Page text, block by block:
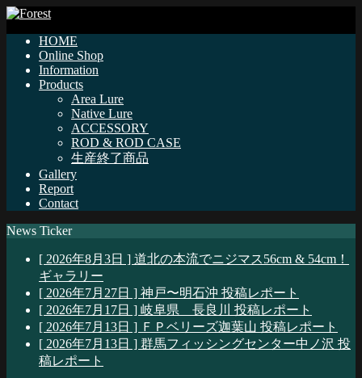
HOME
Online Shop
Information
Products
Area Lure
Native Lure
ACCESSORY
ROD & ROD CASE
生産終了商品
Gallery
Report
Contact
News Ticker
[ 2026年8月3日 ] 道北の本流でニジマス56cm & 54cm！
ギャラリー
[ 2026年7月27日 ] 神戸〜明石沖 投稿レポート
[ 2026年7月17日 ] 岐阜県 長良川 投稿レポート
[ 2026年7月13日 ] ＦＰベリーズ迦葉山 投稿レポート
[ 2026年7月13日 ] 群馬フィッシングセンター中ノ沢 投
稿レポート